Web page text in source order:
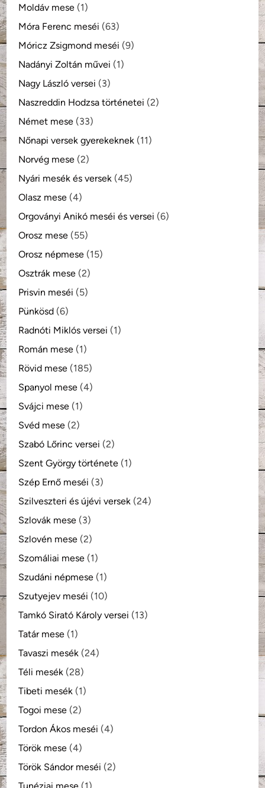
Moldáv mese (1)
Móra Ferenc meséi (63)
Móricz Zsigmond meséi (9)
Nadányi Zoltán művei (1)
Nagy László versei (3)
Naszreddin Hodzsa történetei (2)
Német mese (33)
Nőnapi versek gyerekeknek (11)
Norvég mese (2)
Nyári mesék és versek (45)
Olasz mese (4)
Orgoványi Anikó meséi és versei (6)
Orosz mese (55)
Orosz népmese (15)
Osztrák mese (2)
Prisvin meséi (5)
Pünkösd (6)
Radnóti Miklós versei (1)
Román mese (1)
Rövid mese (185)
Spanyol mese (4)
Svájci mese (1)
Svéd mese (2)
Szabó Lőrinc versei (2)
Szent György története (1)
Szép Ernő meséi (3)
Szilveszteri és újévi versek (24)
Szlovák mese (3)
Szlovén mese (2)
Szomáliai mese (1)
Szudáni népmese (1)
Szutyejev meséi (10)
Tamkó Sirató Károly versei (13)
Tatár mese (1)
Tavaszi mesék (24)
Téli mesék (28)
Tibeti mesék (1)
Togoi mese (2)
Tordon Ákos meséi (4)
Török mese (4)
Török Sándor meséi (2)